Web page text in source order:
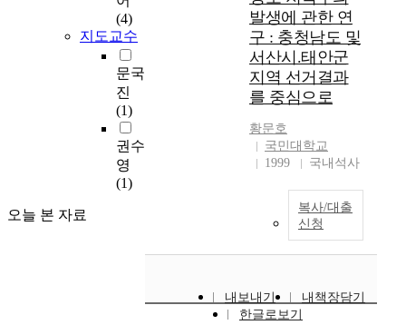
(4)
지도교수
문국
진
(1)
권수
영
(1)
오늘 본 자료
을
보
발생에 관한 연
구 : 충청남도 및
서산시.태안군
지역 선거결과
를 중심으로
황문호
국민대학교
1999
국내석사
복사/대출
신청
내보내기
내책장담기
한글로보기